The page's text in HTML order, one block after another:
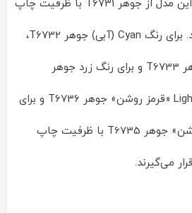
برساند. برای رنگ مشکی این مدل از جوهر T6731 با ظرفیت چاپ
2600 برگ استفاده می‌کند. برای رنگ Cyan (آبی) جوهر T6732،
رنگ Magneta (قرمز) جوهر T6733 و برای رنگ زرد جوهر
T6734، رنگ Light Magneta «قرمز روشن» جوهر T6736 و برای
رنگ Light Cyan «آبی روشن» جوهر T6735 با ظرفیت چاپ